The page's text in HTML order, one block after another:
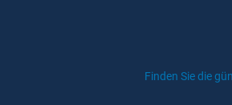
Finden Sie die